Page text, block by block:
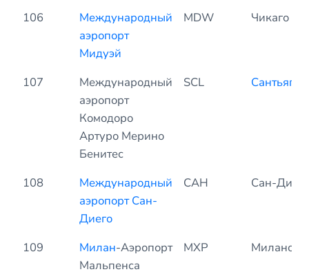
106
Международный
аэропорт
Мидуэй
MDW Чикаго
107
Международный
аэропорт
Комодоро
Артуро Мерино
Бенитес
SCL Сантьяго
108
Международный
аэропорт Сан-
Диего
САН Сан-Диего
109 Милан-Аэропорт
Мальпенса
MXP Милано